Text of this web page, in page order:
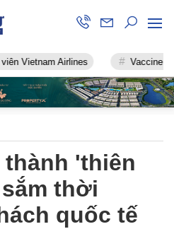
Airlines Vaccine chống
thành 'thiên
thời
quốc tế